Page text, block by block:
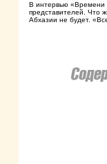
В интервью «Времени
представителей. Что
Абхазии не будет.